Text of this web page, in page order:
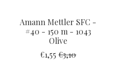
Amann Mettler SFC -
#40 - 150 m - 1043
Olive
€1,55 €3,10